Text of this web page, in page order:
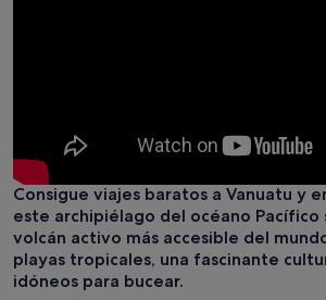
Consigue viajes baratos a Vanuatu y
este archipiélago del océano Pacífico
volcán activo más accesible del
playas tropicales, una fascinante
idóneos para bucear.